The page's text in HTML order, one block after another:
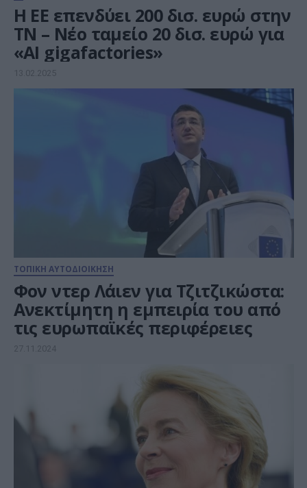
Η ΕΕ επενδύει 200 δισ. ευρώ στην
ΤΝ – Νέο ταμείο 20 δισ. ευρώ για
«AI gigafactories»
13.02.2025
ΤΟΠΙΚΗ ΑΥΤΟΔΙΟΙΚΗΣΗ
Φον ντερ Λάιεν για Τζιτζικώστα:
Ανεκτίμητη η εμπειρία του από
τις ευρωπαϊκές περιφέρειες
27.11.2024